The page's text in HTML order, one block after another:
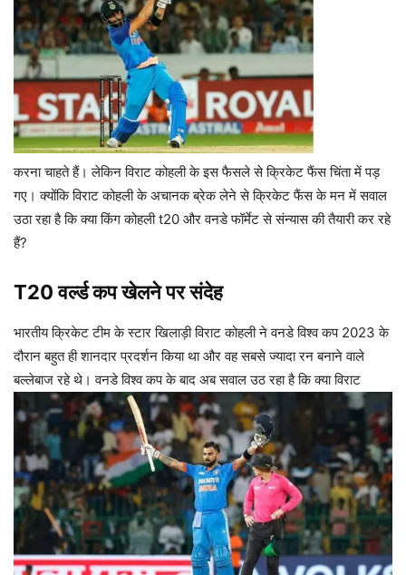
करना चाहते हैं। लेकिन विराट कोहली के इस फैसले से क्रिकेट फैंस चिंता में पड़
गए। क्योंकि विराट कोहली के अचानक ब्रेक लेने से क्रिकेट फैंस के मन में सवाल
उठा रहा है कि क्या किंग कोहली t20 और वनडे फॉर्मेट से संन्यास की तैयारी कर रहे
हैं?
T20 वर्ल्ड कप खेलने पर संदेह
भारतीय क्रिकेट टीम के स्टार खिलाड़ी विराट कोहली ने वनडे विश्व कप 2023 के
दौरान बहुत ही शानदार प्रदर्शन किया था और वह सबसे ज्यादा रन बनाने वाले
बल्लेबाज रहे थे। वनडे विश्व कप के बाद अब सवाल उठ रहा है कि क्या विराट